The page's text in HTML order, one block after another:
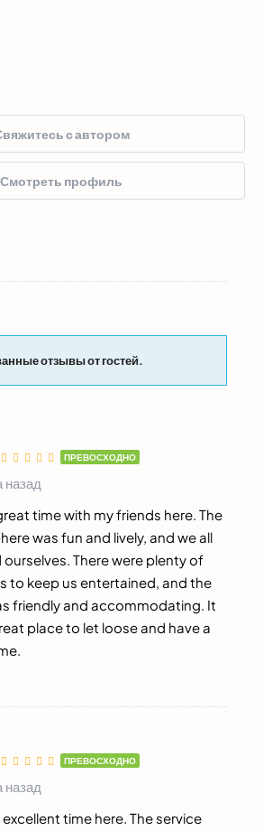
с автором
Смотреть профиль
отзывы от гостей.
ПРЕВОСХОДНО
назад
time with my friends here. The
was fun and lively, and we all
There were plenty of
to keep us entertained, and the
friendly and accommodating. It
place to let loose and have a
ПРЕВОСХОДНО
назад
excellent time here. The service